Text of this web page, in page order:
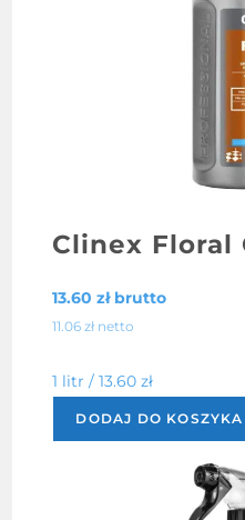
Clinex Floral
13.60złbrutto
11.06 zł netto
1 litr / 13.60zł
DODAJ DO KOSZYKA